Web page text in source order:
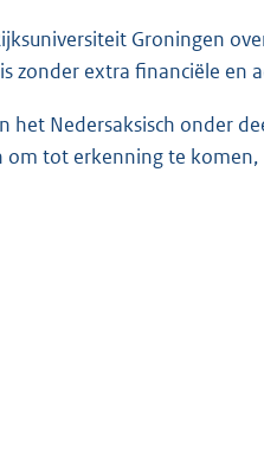
Groningen
zonder extra financiële en
het Nedersaksisch onder
om tot erkenning te komen,